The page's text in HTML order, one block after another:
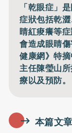
「乾眼症」
症狀包括乾
睛紅痠癢等
會造成眼睛
健康網》特
主任陳瑩山
療以及預防。
本篇文